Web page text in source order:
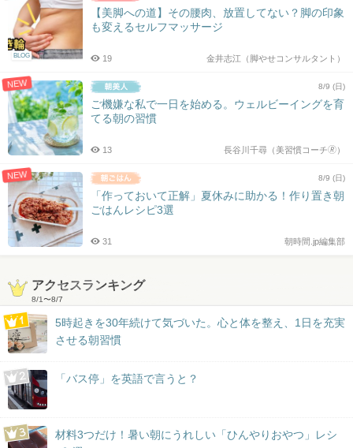
BLOG
【美脚への道】その腰肉、放置してない？脚の印象
も変えるセルフマッサージ
金井志江（脚やせコンサルタント）
19
NEW 8/9 (日)
ご機嫌な私で一日を始める。ウェルビーイングを育
てる朝の習慣
長谷川千尋（美習慣コーチ🄬）
13
NEW 8/9 (日)
「作っておいて正解」夏休みに助かる！作り置き朝
ごはんレシピ3選
朝時間.jp編集部
31
アクセスランキング
8/1〜8/7
5時起きを30年続けて気づいた。心と体を整え、1日を充実
させる朝習慣
「バス停」を英語で言うと？
材料3つだけ！暑い朝にうれしい「ひんやりおやつ」レシ